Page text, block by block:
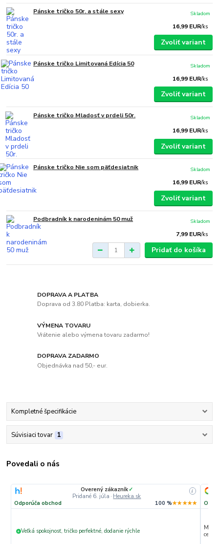
Pánske tričko 50r. a stále sexy
16,99 EUR/ks
Skladom
Zvoliť variant
Pánske tričko Limitovaná Edícia 50
16,99 EUR/ks
Skladom
Zvoliť variant
Pánske tričko Mladosť v prdeli 50r.
16,99 EUR/ks
Skladom
Zvoliť variant
Pánske tričko Nie som päťdesiatnik
16,99 EUR/ks
Skladom
Zvoliť variant
Podbradník k narodeninám 50 muž
7,99 EUR/ks
Skladom
Pridať do košíka
DOPRAVA A PLATBA
Doprava od 3.80 Platba: karta, dobierka.
VÝMENA TOVARU
Vrátenie alebo výmena tovaru zadarmo!
DOPRAVA ZADARMO
Objednávka nad 50,- eur.
Kompletné špecifikácie
Súvisiaci tovar 1
Povedali o nás
Overený zákazník✓
Pridané 6. júla · Heureka.sk
i
Odporúča obchod 100 %★★★★★
+ Veľká spokojnosť, tričko perfektné, dodanie rýchle
Max.
ceny